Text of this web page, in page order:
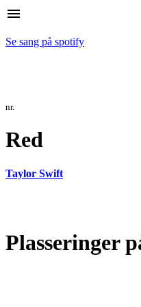
menu
Se sang på spotify
nr.
Red
Taylor Swift
Plasseringer